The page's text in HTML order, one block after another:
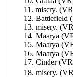
11. misery.
12. Battlefield
13. misery.
14. Maarya
15. Maarya
16. Maarya
17. Cinder
18. misery.